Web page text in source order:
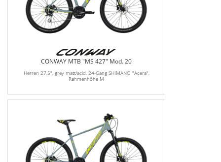
CONWAY MTB "MS 427" Mod. 20
Herren 27,5", grey matt/acid, 24-Gang SHIMANO "Acera",
Rahmenhöhe M